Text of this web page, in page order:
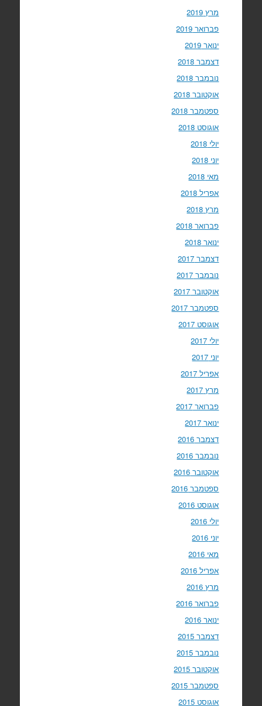
מרץ 2019
פברואר 2019
ינואר 2019
דצמבר 2018
נובמבר 2018
אוקטובר 2018
ספטמבר 2018
אוגוסט 2018
יולי 2018
יוני 2018
מאי 2018
אפריל 2018
מרץ 2018
פברואר 2018
ינואר 2018
דצמבר 2017
נובמבר 2017
אוקטובר 2017
ספטמבר 2017
אוגוסט 2017
יולי 2017
יוני 2017
אפריל 2017
מרץ 2017
פברואר 2017
ינואר 2017
דצמבר 2016
נובמבר 2016
אוקטובר 2016
ספטמבר 2016
אוגוסט 2016
יולי 2016
יוני 2016
מאי 2016
אפריל 2016
מרץ 2016
פברואר 2016
ינואר 2016
דצמבר 2015
נובמבר 2015
אוקטובר 2015
ספטמבר 2015
אוגוסט 2015